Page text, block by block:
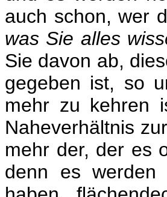
auch schon, wer
was Sie alles
Sie davon ab,
gegeben ist, so
mehr zu kehren
Naheverhältnis
mehr der, der es
denn es